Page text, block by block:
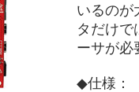
いるのが
タだけで
ーサが必
◆仕様：